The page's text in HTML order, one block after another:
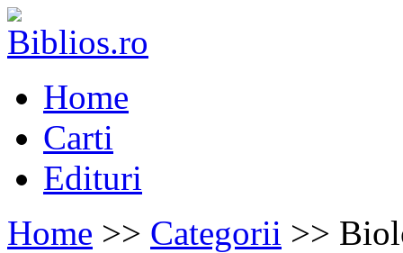
Home
Carti
Edituri
Home >> Categorii >>